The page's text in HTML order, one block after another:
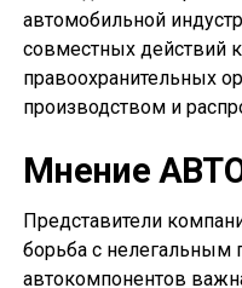
автомобильной
совместных действий
правоохранительных
производством и
Мнение
Представители
борьба с нелегальным
автокомпонентов